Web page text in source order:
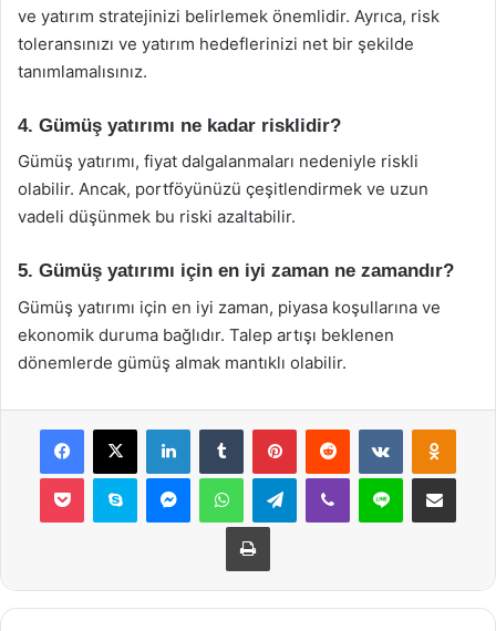
ve yatırım stratejinizi belirlemek önemlidir. Ayrıca, risk
toleransınızı ve yatırım hedeflerinizi net bir şekilde
tanımlamalısınız.
4. Gümüş yatırımı ne kadar risklidir?
Gümüş yatırımı, fiyat dalgalanmaları nedeniyle riskli
olabilir. Ancak, portföyünüzü çeşitlendirmek ve uzun
vadeli düşünmek bu riski azaltabilir.
5. Gümüş yatırımı için en iyi zaman ne zamandır?
Gümüş yatırımı için en iyi zaman, piyasa koşullarına ve
ekonomik duruma bağlıdır. Talep artışı beklenen
dönemlerde gümüş almak mantıklı olabilir.
Facebook
X LinkedInTumblr PinterestReddit VKontakte
Pocket Skype MessengerWhatsAppTelegramViber Line E-Posta ile
Yazdır